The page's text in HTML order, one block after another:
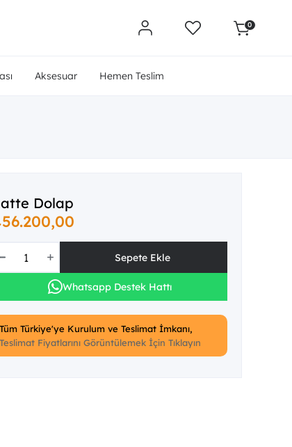
Aksesuar Hemen Teslim
0
Dolap
Whatsapp Destek Hattı
Tüm Türkiye'ye Kurulum ve Teslimat İmkanı,
Teslimat Fiyatlarını Görüntülemek İçin Tıklayın